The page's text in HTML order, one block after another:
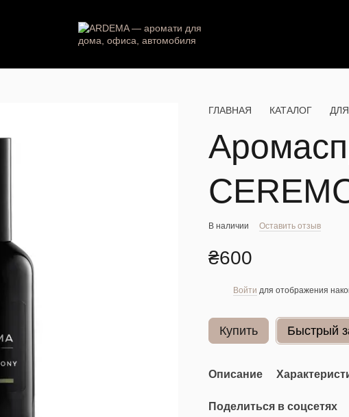
ГЛАВНАЯ КАТАЛОГ
В наличии Оставить отзыв
₴600
Войти для отображения
Купить Быстрый
Описание
Поделиться в соцсетях